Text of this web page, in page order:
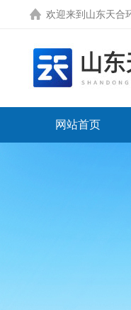
欢迎来到 山东天合
网站首页